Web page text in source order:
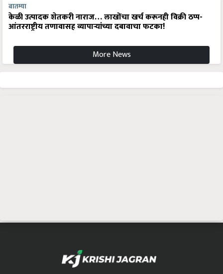
बातम्या
केळी उत्पादक शेतकरी नाराज… लाखोंचा खर्च करूनही विक्री ठप्प-
आंतरराष्ट्रीय तणावासह व्यापाऱ्यांच्या दबावाचा फटका!
More News